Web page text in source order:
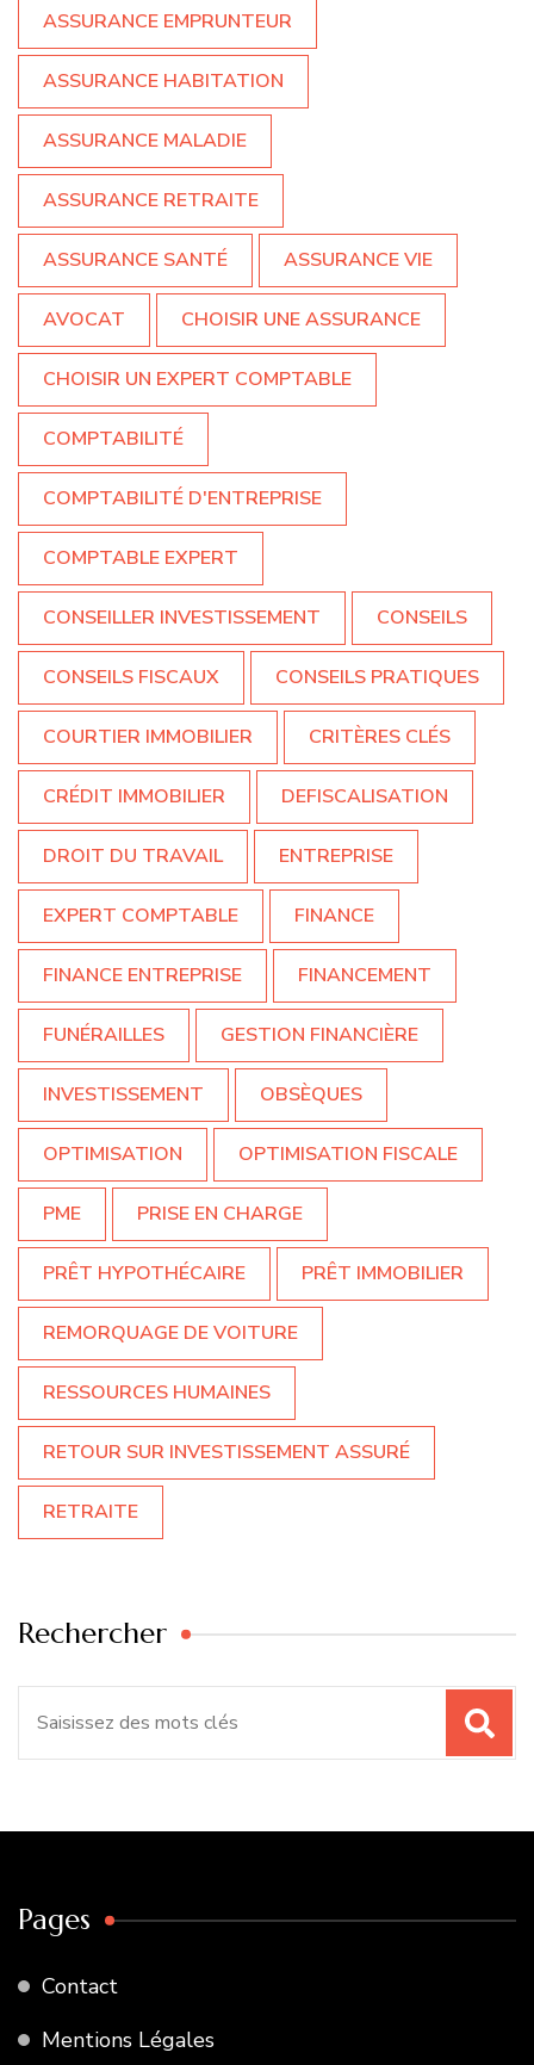
ASSURANCE EMPRUNTEUR
ASSURANCE HABITATION
ASSURANCE MALADIE
ASSURANCE RETRAITE
ASSURANCE SANTÉ ASSURANCE VIE
AVOCAT CHOISIR UNE ASSURANCE
CHOISIR UN EXPERT COMPTABLE
COMPTABILITÉ
COMPTABILITÉ D'ENTREPRISE
COMPTABLE EXPERT
CONSEILLER INVESTISSEMENT CONSEILS
CONSEILS FISCAUX CONSEILS PRATIQUES
COURTIER IMMOBILIER CRITÈRES CLÉS
CRÉDIT IMMOBILIER DEFISCALISATION
DROIT DU TRAVAIL ENTREPRISE
EXPERT COMPTABLE FINANCE
FINANCE ENTREPRISE FINANCEMENT
FUNÉRAILLES GESTION FINANCIÈRE
INVESTISSEMENT OBSÈQUES
OPTIMISATION OPTIMISATION FISCALE
PME PRISE EN CHARGE
PRÊT HYPOTHÉCAIRE PRÊT IMMOBILIER
REMORQUAGE DE VOITURE
RESSOURCES HUMAINES
RETOUR SUR INVESTISSEMENT ASSURÉ
RETRAITE
Rechercher
Pages
Contact
Mentions Légales